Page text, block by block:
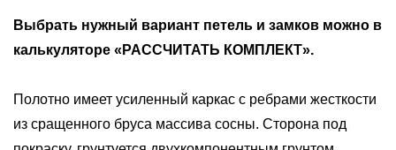
Выбрать нужный вариант петель и замков можно в
калькуляторе «РАССЧИТАТЬ КОМПЛЕКТ».
Полотно имеет усиленный каркас с ребрами жесткости
из сращенного бруса массива сосны. Сторона под